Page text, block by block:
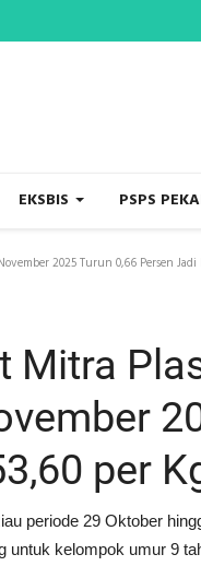
EKSBIS PSPS
2025 Turun 0,66 Persen Jadi
Mitra
per
periode 29 Oktober
untuk kelompok umur 9